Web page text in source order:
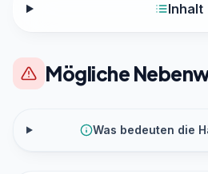
Inhalt
Mögliche
Was bedeuten die